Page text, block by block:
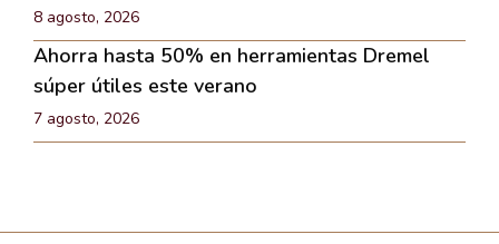
8 agosto, 2026
Ahorra hasta 50% en herramientas Dremel
súper útiles este verano
7 agosto, 2026